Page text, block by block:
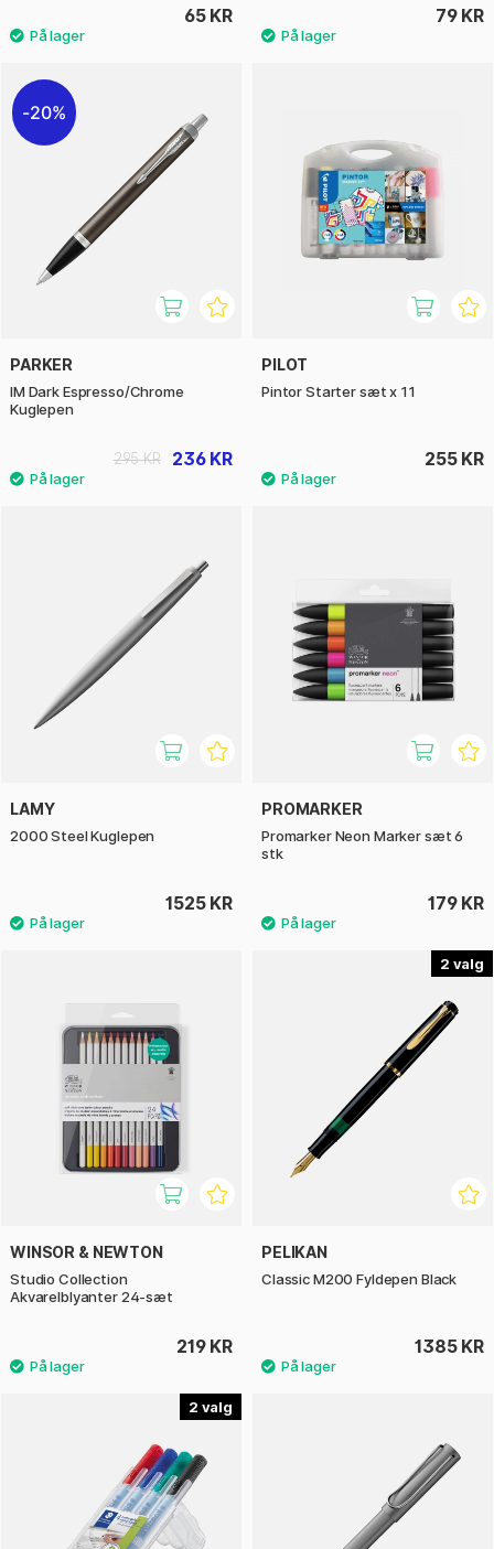
65 KR 79 KR
20%
PARKER
IM Dark Espresso/Chrome
Kuglepen
236 KR
295 KR
PILOT
Pintor Starter sæt x 11
255 KR
LAMY
2000 Steel Kuglepen
1525 KR
PROMARKER
Promarker Neon Marker sæt 6
stk
179 KR
WINSOR & NEWTON
Studio Collection
Akvarelblyanter 24-sæt
219 KR
2
PELIKAN
Classic M200 Fyldepen Black
1385 KR
2